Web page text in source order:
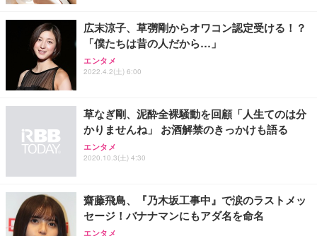
ョン PCチェア 通気性メッシュ ゲーミング/勉強/事
務用 おしゃれ パソコンチェア (ブラック)
Sezlife オフィスチェア デスクチェア 疲れない テレ
ワーク チェア 強化バックレスト 30度ロッキング機
能 人間工学 椅子 腰サポート 90度跳ね上げ式アーム
務用 おしゃれ パソコンチェア (ホワイト)
ANDWINT オフィスチェア デスクチェア 肘なし メ
ッシュ 通気性 ランバーサポート付き 腰サポート ガ
ス圧無段階昇降 360度回転 キャスター付き コンパク
【整備済み品】Dell E2724HS 27インチ 液晶モニタ
ー フルHD（1920×1080）VA 非光沢 HDMI/DisplayP
ort/VGA スピーカー内蔵 高さ調整 スイベル VESA対
【MiniLED/24.5inch/280Hz/FHD】GRAPHT THE S
HOOTER Gaming Monitor 24” Essential ゲーミン
グモニター QD 24.5インチ 1ms FHD 量子ドット 残
Smart Basic(スマートベーシック) 【Amazon.co.jp
限定】 Smart Basic アイリスオーヤマ ペットシーツ
超厚型 お徳用 ワイド 100枚入 (x 1) (ケース販売)
アイリスオーヤマ ペットシーツ 超厚型 お徳用 レギ
ュラー 200枚入【Amazon.co.jp限定】
広末涼子、草彅剛からオワコン認定受ける！？
「僕たちは昔の人だから…」
エンタメ
2022.4.2(土) 6:00
草なぎ剛、泥酔全裸騒動を回顧「人生てのは分
かりませんね」 お酒解禁のきっかけも語る
エンタメ
2020.10.3(土) 4:30
齋藤飛鳥、『乃木坂工事中』で涙のラストメッ
セージ！バナナマンにもアダ名を命名
エンタメ